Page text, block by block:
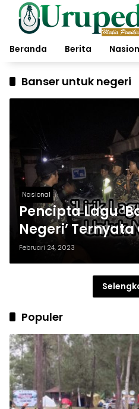
Langsung
konten
Beranda
Berita
Banser untuk negeri
Nasional
Pencipta Lagu
Negeri’
Lumajang, Ini
Februari 24, 2023
Populer